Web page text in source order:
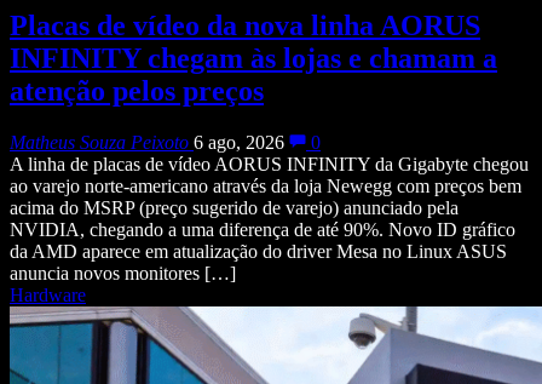
Placas de vídeo da nova linha AORUS
INFINITY chegam às lojas e chamam a
atenção pelos preços
Matheus Souza Peixoto 6 ago, 2026
0
A linha de placas de vídeo AORUS INFINITY da Gigabyte chegou
ao varejo norte-americano através da loja Newegg com preços bem
acima do MSRP (preço sugerido de varejo) anunciado pela
NVIDIA, chegando a uma diferença de até 90%. Novo ID gráfico
da AMD aparece em atualização do driver Mesa no Linux ASUS
anuncia novos monitores […]
Hardware